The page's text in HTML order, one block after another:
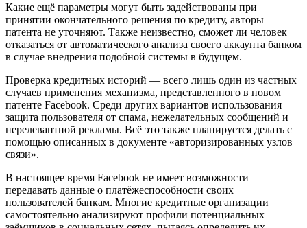
Какие ещё параметры могут быть задействованы при
принятии окончательного решения по кредиту, авторы
патента не уточняют. Также неизвестно, сможет ли человек
отказаться от автоматического анализа своего аккаунта банком
в случае внедрения подобной системы в будущем.
Проверка кредитных историй — всего лишь один из частных
случаев применения механизма, представленного в новом
патенте Facebook. Среди других вариантов использования —
защита пользователя от спама, нежелательных сообщений и
нерелевантной рекламы. Всё это также планируется делать с
помощью описанных в документе «авторизированных узлов
связи».
В настоящее время Facebook не имеет возможности
передавать данные о платёжеспособности своих
пользователей банкам. Многие кредитные организации
самостоятельно анализируют профили потенциальных